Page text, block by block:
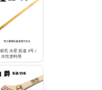
毛 水星 筋違 3号 /
水性塗料用